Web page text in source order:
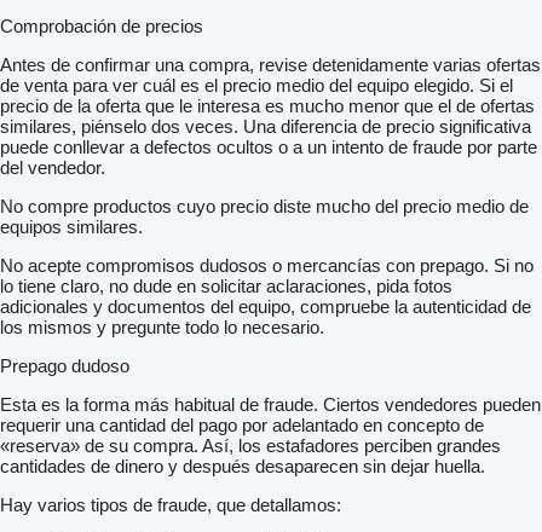
Comprobación de precios
Antes de confirmar una compra, revise detenidamente varias ofertas
de venta para ver cuál es el precio medio del equipo elegido. Si el
precio de la oferta que le interesa es mucho menor que el de ofertas
similares, piénselo dos veces. Una diferencia de precio significativa
puede conllevar a defectos ocultos o a un intento de fraude por parte
del vendedor.
No compre productos cuyo precio diste mucho del precio medio de
equipos similares.
No acepte compromisos dudosos o mercancías con prepago. Si no
lo tiene claro, no dude en solicitar aclaraciones, pida fotos
adicionales y documentos del equipo, compruebe la autenticidad de
los mismos y pregunte todo lo necesario.
Prepago dudoso
Esta es la forma más habitual de fraude. Ciertos vendedores pueden
requerir una cantidad del pago por adelantado en concepto de
«reserva» de su compra. Así, los estafadores perciben grandes
cantidades de dinero y después desaparecen sin dejar huella.
Hay varios tipos de fraude, que detallamos: